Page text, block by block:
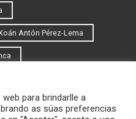
Antón Pérez-Lema
para brindarlle a
as súas preferencias